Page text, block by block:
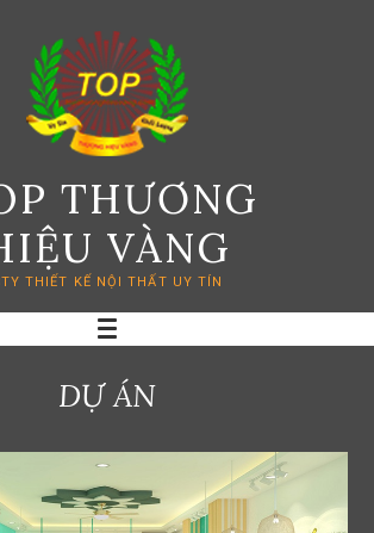
THƯƠNG
VÀNG
THIẾT KẾ NỘI THẤT UY TÍN
DỰ ÁN